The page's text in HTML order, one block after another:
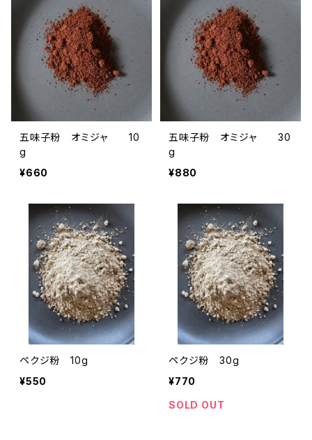
五味子粉 オミジャ 10
g
¥660
五味子粉 オミジャ 30
g
¥880
ペクジ粉 10g
¥550
ペクジ粉 30g
¥770
SOLD OUT